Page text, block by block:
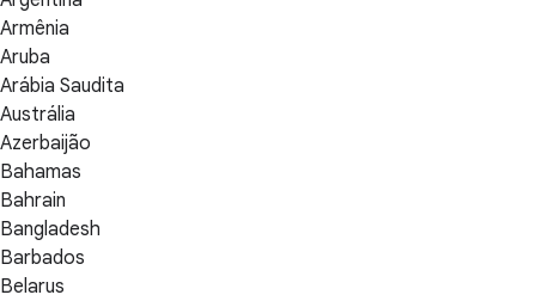
Armênia
Aruba
Arábia Saudita
Austrália
Azerbaijão
Bahamas
Bahrain
Bangladesh
Barbados
Belarus